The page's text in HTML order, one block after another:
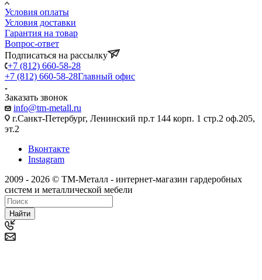
Условия оплаты
Условия доставки
Гарантия на товар
Вопрос-ответ
Подписаться на рассылку
+7 (812) 660-58-28
+7 (812) 660-58-28Главный офис
Заказать звонок
info@tm-metall.ru
г.Санкт-Петербург, Ленинский пр.т 144 корп. 1 стр.2 оф.205,
эт.2
Вконтакте
Instagram
2009 - 2026 © ТМ-Металл - интернет-магазин гардеробных
систем и металлической мебели
Найти